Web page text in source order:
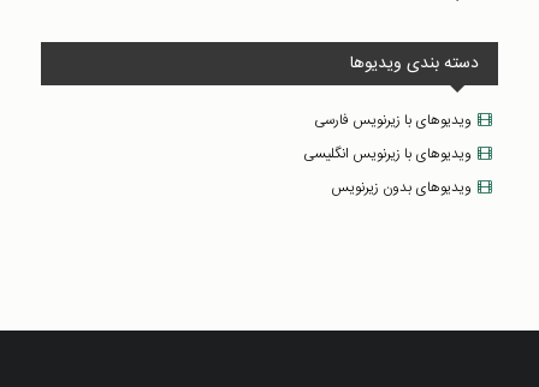
دسته بندی ویدیوها
ویدیوهای با زیرنویس فارسی
ویدیوهای با زیرنویس انگلیسی
ویدیوهای بدون زیرنویس